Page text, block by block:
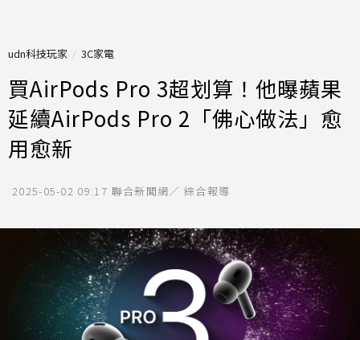
udn科技玩家 3C家電
買AirPods Pro 3超划算！他曝蘋果
延續AirPods Pro 2「佛心做法」愈
用愈新
2025-05-02 09:17 聯合新聞網／ 綜合報導